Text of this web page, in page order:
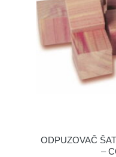
ODPUZOVAČ
–